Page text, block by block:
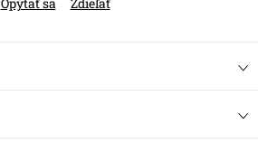
Opýtať sa
Zdieľať